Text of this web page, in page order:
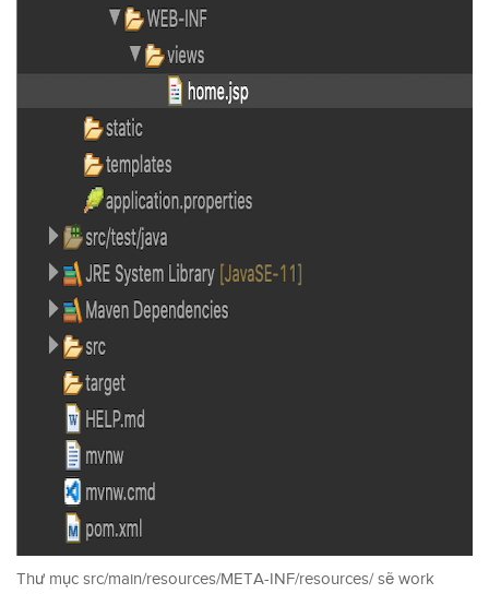
Thư mục src/main/resources/META-INF/resources/ sẽ work